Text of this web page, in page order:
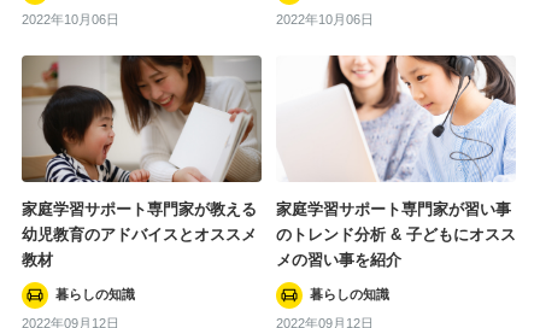
新築一戸建てのこと
住まいの知識
暮らしの知識
#一戸建て #斎藤若菜 #新築
#マイホーム
#注文住宅
#子ども
#規格住宅
#新築一戸建て
#藤山哲人 #家電
2022年10月06日
2022年10月06日
家庭学習サポート専門家が教える
幼児教育のアドバイスとオススメ
教材
暮らしの知識
2022年09月12日
家庭学習サポート専門家が習い事
のトレンド分析 & 子どもにオスス
メの習い事を紹介
暮らしの知識
2022年09月12日